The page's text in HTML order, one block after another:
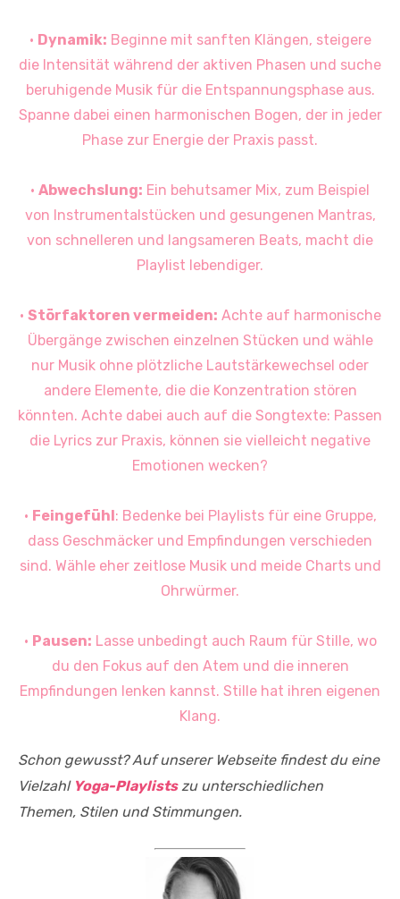
• Dynamik: Beginne mit sanften Klängen, steigere
die Intensität während der aktiven Phasen und suche
beruhigende Musik für die Entspannungsphase aus.
Spanne dabei einen harmonischen Bogen, der in jeder
Phase zur Energie der Praxis passt.
• Abwechslung: Ein behutsamer Mix, zum Beispiel
von Instrumentalstücken und gesungenen Mantras,
von schnelleren und langsameren Beats, macht die
Playlist lebendiger.
• Störfaktoren vermeiden: Achte auf harmonische
Übergänge zwischen einzelnen Stücken und wähle
nur Musik ohne plötzliche Lautstärkewechsel oder
andere Elemente, die die Konzentration stören
könnten. Achte dabei auch auf die Songtexte: Passen
die Lyrics zur Praxis, können sie vielleicht negative
Emotionen wecken?
• Feingefühl: Bedenke bei Playlists für eine Gruppe,
dass Geschmäcker und Empfindungen verschieden
sind. Wähle eher zeitlose Musik und meide Charts und
Ohrwürmer.
• Pausen: Lasse unbedingt auch Raum für Stille, wo
du den Fokus auf den Atem und die inneren
Empfindungen lenken kannst. Stille hat ihren eigenen
Klang.
Schon gewusst? Auf unserer Webseite findest du eine
Vielzahl Yoga-Playlistszu unterschiedlichen
Themen, Stilen und Stimmungen.